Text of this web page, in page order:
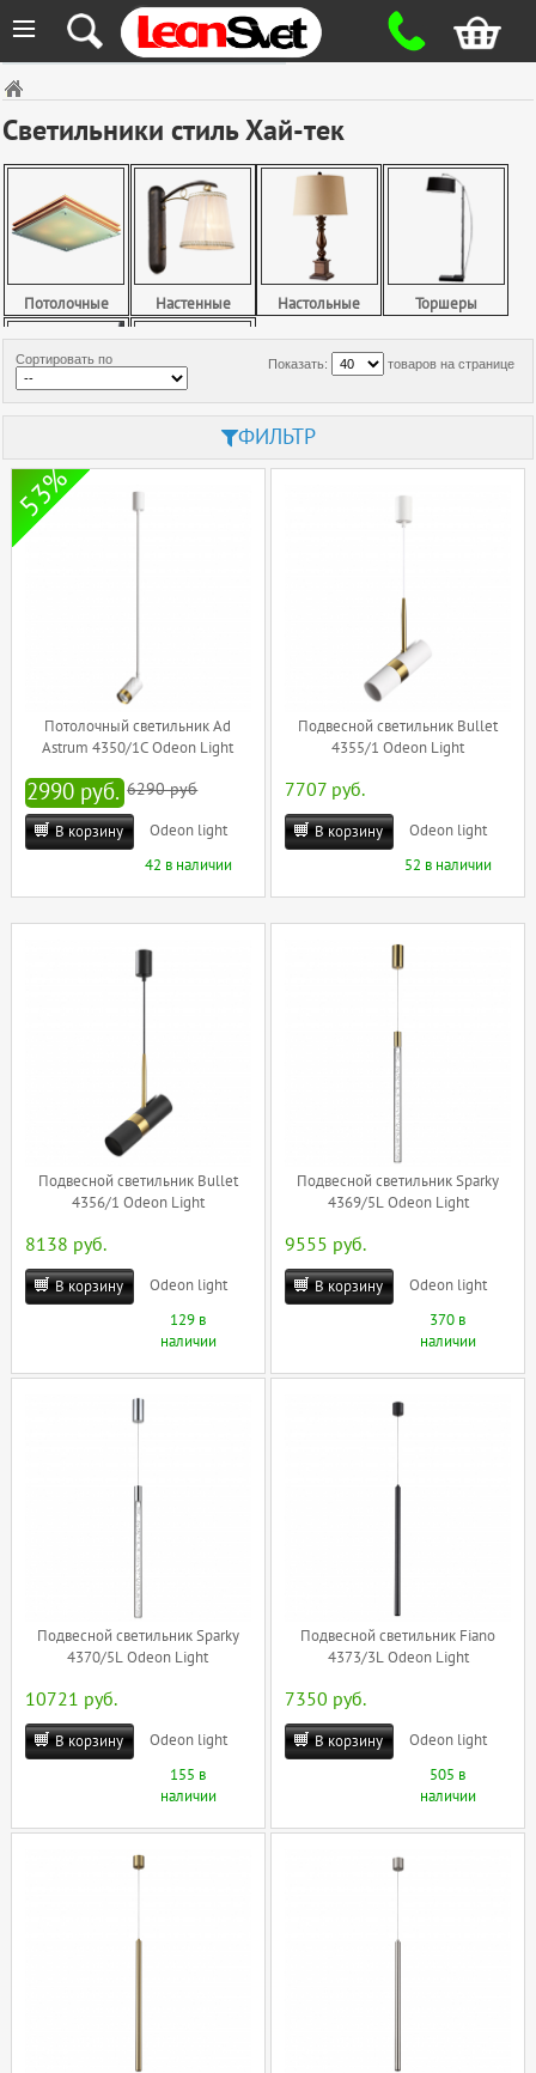
≡
Светильники стиль Хай-тек
Потолочные Настенные Настольные Торшеры
Споты Точечные
Сортировать по Показать: товаров на странице
ФИЛЬТР
Потолочный светильник Ad
Astrum 4350/1C Odeon Light
53%
2990 руб. 6290 руб
В корзину
Odeon light
42 в наличии
Подвесной светильник Bullet
4355/1 Odeon Light
7707 руб.
В корзину
Odeon light
52 в наличии
Подвесной светильник Bullet
4356/1 Odeon Light
8138 руб.
В корзину
Odeon light
129 в
наличии
Подвесной светильник Sparky
4369/5L Odeon Light
9555 руб.
В корзину
Odeon light
370 в
наличии
Подвесной светильник Sparky
4370/5L Odeon Light
10721 руб.
В корзину
Odeon light
155 в
наличии
Подвесной светильник Fiano
4373/3L Odeon Light
7350 руб.
В корзину
Odeon light
505 в
наличии